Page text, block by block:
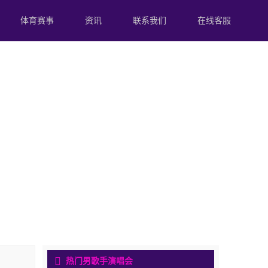
体育赛事 资讯 联系我们 在线客服
热门男歌手演唱会